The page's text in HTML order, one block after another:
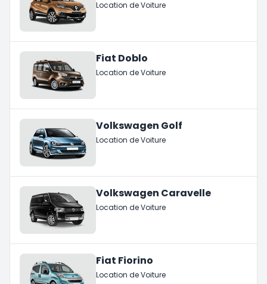
Location de Voiture
Fiat Doblo
Location de Voiture
Volkswagen Golf
Location de Voiture
Volkswagen Caravelle
Location de Voiture
Fiat Fiorino
Location de Voiture